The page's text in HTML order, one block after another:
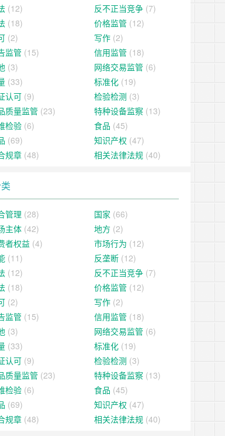
(12) 反不正当竞争 (7)
(18) 价格监管 (12)
(2) 写作 (2)
监管 (15) 信用监管 (18)
(3) 网络交易监管 (6)
(33) 标准化 (19)
认可 (9) 检验检测 (3)
质量监管 (23) 特种设备监察 (13)
检验 (6) 食品 (45)
(69) 知识产权 (47)
规章 (48) 相关法律法规 (40)
管理 (28) 国家 (66)
主体 (42) 地方 (2)
者权益 (4) 市场行为 (12)
(11) 反垄断 (12)
(12) 反不正当竞争 (7)
(18) 价格监管 (12)
(2) 写作 (2)
监管 (15) 信用监管 (18)
(3) 网络交易监管 (6)
(33) 标准化 (19)
认可 (9) 检验检测 (3)
质量监管 (23) 特种设备监察 (13)
检验 (6) 食品 (45)
(69) 知识产权 (47)
规章 (48) 相关法律法规 (40)